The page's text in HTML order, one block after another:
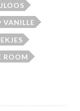
VANILLE
ROOM